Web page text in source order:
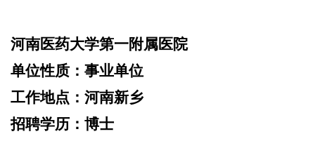
河南医药大学第一附属医院
单位性质： 事业单位
工作地点： 河南新乡
招聘学历： 博士